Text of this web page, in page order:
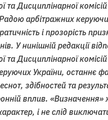
та Дисциплінарної
арбітражних
і прозорість
У нинішній редакції
та Дисциплінарної
України, останнє
здібностей та
вплив.
і не слід